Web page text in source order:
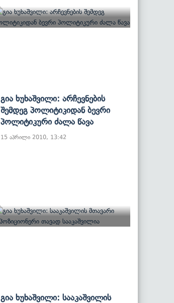
Გია Ხუხაშვილი: Არჩევნების
Შემდეგ Პოლიტიკიდან Ბევრი
Პოლიტიკური Ძალა Წავა
15 აპრილი 2010, 13:42
Გია Ხუხაშვილი: Სააკაშვილის